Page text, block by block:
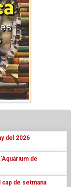
del 2026
de
cap de setmana